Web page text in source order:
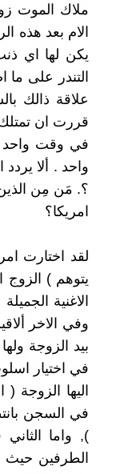
ملاك الموت
الام بعد هذه
يكن لها اي
التندر على
علاقة ذالك
قررت ان
في وقت واحد
واحد . ألا
؟. مَن مِن
امريكا؟
لقد اختارت
يتوهم ) الزوج
الاغنية
وفي الاخر
بيد الزوجة
في اختيار
اليها الزوجة
في السجن
), واما
الطرفين